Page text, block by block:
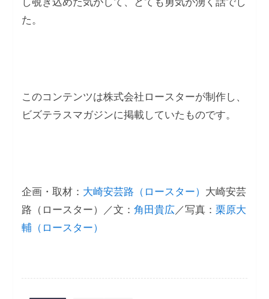
た。
このコンテンツは株式会社ロースターが制作し、
ビズテラスマガジンに掲載していたものです。
企画・取材： 大崎安芸路（ロースター） 大崎安芸
路（ロースター）／文： 角田貴広／写真： 栗原大
輔（ロースター）